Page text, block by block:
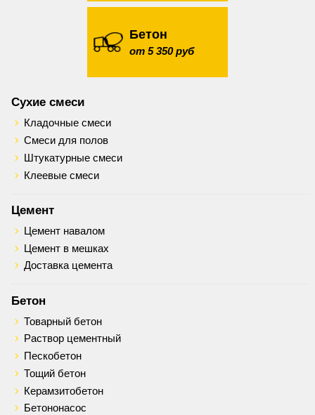
Бетон
от 5 350 руб
Сухие смеси
Кладочные смеси
Смеси для полов
Штукатурные смеси
Клеевые смеси
Цемент
Цемент навалом
Цемент в мешках
Доставка цемента
Бетон
Товарный бетон
Раствор цементный
Пескобетон
Тощий бетон
Керамзитобетон
Бетононасос